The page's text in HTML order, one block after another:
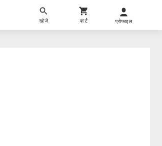
खोजें कार्ट प्रोफाइल